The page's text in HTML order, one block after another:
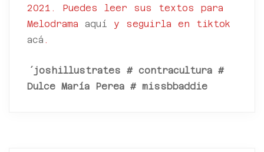
2021. Puedes leer sus textos para
Melodrama aquí
y seguirla en tiktok
acá .
´joshillustrates # contracultura #
Dulce María Perea # missbbaddie